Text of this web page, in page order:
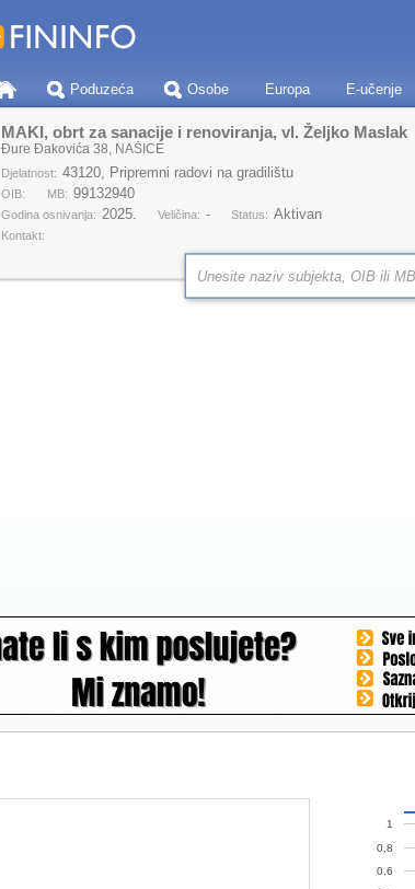
Poduzeća Osobe Europa E-učenje
MAKI, obrt za sanacije i renoviranja, vl. Željko Maslak
Đure Đakovića 38, NAŠICE
Djelatnost: 43120, Pripremni radovi na gradilištu
OIB: MB: 99132940
Godina osnivanja: 2025. Veličina: - Status: Aktivan
Kontakt:
0,6
0,8
1